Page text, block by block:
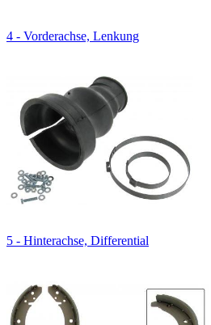
4 - Vorderachse, Lenkung
5 - Hinterachse, Differential